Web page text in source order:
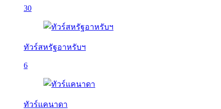
30
ทัวร์สหรัฐอาหรับฯ
6
ทัวร์แคนาดา